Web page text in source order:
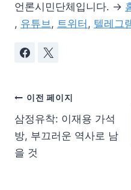
언론시민단체입니다. →
, 유튜브, 트위터 , 텔레그
이전 페이지
삼정유착: 이재용 가석
방, 부끄러운 역사로 남
을 것